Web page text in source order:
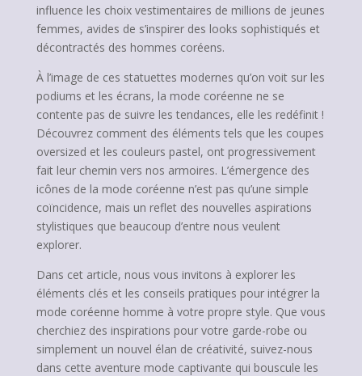
influence les choix vestimentaires de millions de jeunes
femmes, avides de s’inspirer des looks sophistiqués et
décontractés des hommes coréens.
À l’image de ces statuettes modernes qu’on voit sur les
podiums et les écrans, la mode coréenne ne se
contente pas de suivre les tendances, elle les redéfinit !
Découvrez comment des éléments tels que les coupes
oversized et les couleurs pastel, ont progressivement
fait leur chemin vers nos armoires. L’émergence des
icônes de la mode coréenne n’est pas qu’une simple
coïncidence, mais un reflet des nouvelles aspirations
stylistiques que beaucoup d’entre nous veulent
explorer.
Dans cet article, nous vous invitons à explorer les
éléments clés et les conseils pratiques pour intégrer la
mode coréenne homme à votre propre style. Que vous
cherchiez des inspirations pour votre garde-robe ou
simplement un nouvel élan de créativité, suivez-nous
dans cette aventure mode captivante qui bouscule les